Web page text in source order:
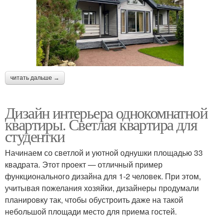
читать дальше →
Дизайн интерьера однокомнатной
квартиры. Светлая квартира для
студентки
Начинаем со светлой и уютной однушки площадью 33
квадрата. Этот проект — отличный пример
функционального дизайна для 1-2 человек. При этом,
учитывая пожелания хозяйки, дизайнеры продумали
планировку так, чтобы обустроить даже на такой
небольшой площади место для приема гостей.